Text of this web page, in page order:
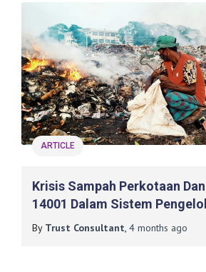
ARTICLE
Krisis Sampah Perkotaan
14001 Dalam Sistem
Lingkungan
By Trust Consultant, 4 months ago